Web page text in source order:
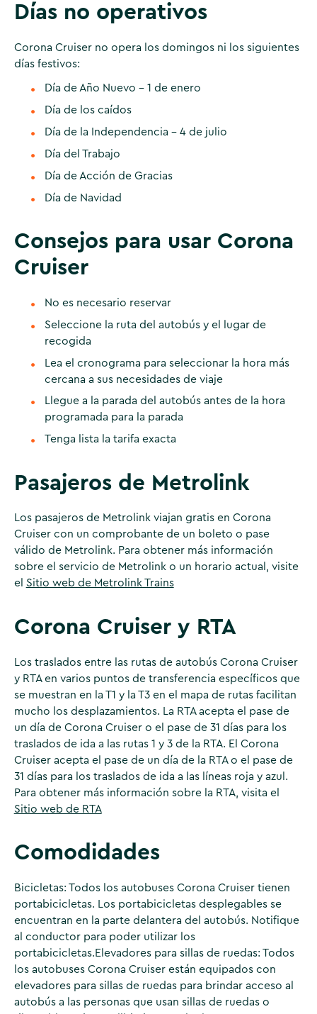
Días no operativos
Corona Cruiser no opera los domingos ni los siguientes
días festivos:
Día de Año Nuevo - 1 de enero
Día de los caídos
Día de la Independencia - 4 de julio
Día del Trabajo
Día de Acción de Gracias
Día de Navidad
Consejos para usar Corona
Cruiser
No es necesario reservar
Seleccione la ruta del autobús y el lugar de
recogida
Lea el cronograma para seleccionar la hora más
cercana a sus necesidades de viaje
Llegue a la parada del autobús antes de la hora
programada para la parada
Tenga lista la tarifa exacta
Pasajeros de Metrolink
Los pasajeros de Metrolink viajan gratis en Corona
Cruiser con un comprobante de un boleto o pase
válido de Metrolink. Para obtener más información
sobre el servicio de Metrolink o un horario actual, visite
el Sitio web de Metrolink Trains
Corona Cruiser y RTA
Los traslados entre las rutas de autobús Corona Cruiser
y RTA en varios puntos de transferencia específicos que
se muestran en la T1 y la T3 en el mapa de rutas facilitan
mucho los desplazamientos. La RTA acepta el pase de
un día de Corona Cruiser o el pase de 31 días para los
traslados de ida a las rutas 1 y 3 de la RTA. El Corona
Cruiser acepta el pase de un día de la RTA o el pase de
31 días para los traslados de ida a las líneas roja y azul.
Para obtener más información sobre la RTA, visita el
Sitio web de RTA
Comodidades
Bicicletas: Todos los autobuses Corona Cruiser tienen
portabicicletas. Los portabicicletas desplegables se
encuentran en la parte delantera del autobús. Notifique
al conductor para poder utilizar los
portabicicletas.Elevadores para sillas de ruedas: Todos
los autobuses Corona Cruiser están equipados con
elevadores para sillas de ruedas para brindar acceso al
autobús a las personas que usan sillas de ruedas o